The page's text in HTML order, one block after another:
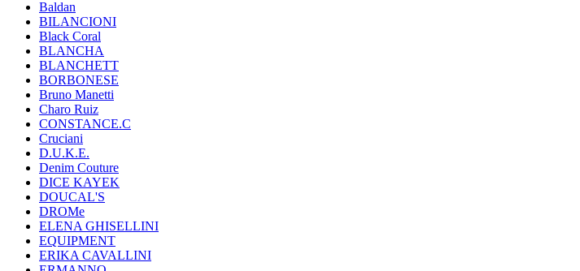
Baldan
BILANCIONI
Black Coral
BLANCHA
BLANCHETT
BORBONESE
Bruno Manetti
Charo Ruiz
CONSTANCE.C
Cruciani
D.U.K.E.
Denim Couture
DICE KAYEK
DOUCAL'S
DROMe
ELENA GHISELLINI
EQUIPMENT
ERIKA CAVALLINI